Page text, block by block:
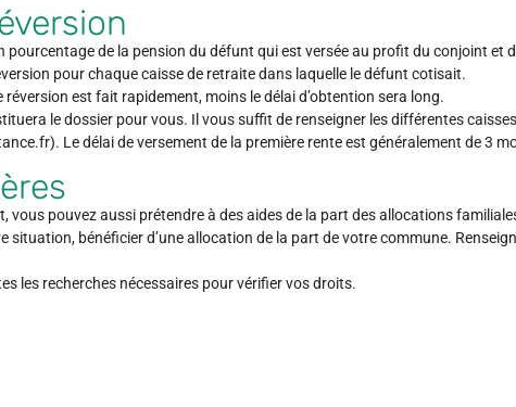
pourcentage de la pension du défunt qui est versée au profit du conjoint et
pour chaque caisse de retraite dans laquelle le défunt cotisait.
réversion est fait rapidement, moins le délai d’obtention sera long.
le dossier pour vous. Il vous suffit de renseigner les différentes
Le délai de versement de la première rente est généralement de 3
vous pouvez aussi prétendre à des aides de la part des allocations
situation, bénéficier d’une allocation de la part de votre commune.
les recherches nécessaires pour vérifier vos droits.